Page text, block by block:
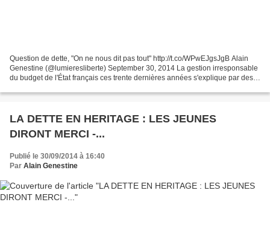
Question de dette, "On ne nous dit pas tout" http://t.co/WPwEJgsJgB Alain
Genestine (@lumieresliberte) September 30, 2014 La gestion irresponsable
du budget de l'État français ces trente dernières années s'explique par des
LA DETTE EN HERITAGE : LES JEUNES
DIRONT MERCI -...
Publié le 30/09/2014 à 16:40
Par Alain Genestine